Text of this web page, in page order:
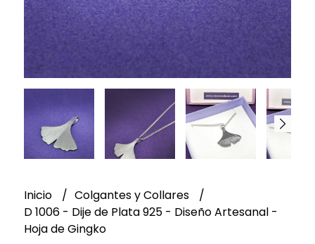
Inicio
Colgantes y Collares
D 1006 - Dije de Plata 925 - Diseño Artesanal -
Hoja de Gingko